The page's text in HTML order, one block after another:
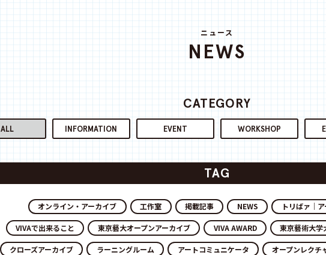
ニュース
NEWS
CATEGORY
ALL INFORMATION EVENT WORKSHOP
TAG
オンライン・アーカイブ 工作室 掲載記事 NEWS トリばァ｜
VIVAで出来ること 東京藝大オープンアーカイブ VIVA AWARD 東京藝術大学
クローズアーカイブ ラーニングルーム アートコミュニケータ オープンレクチ